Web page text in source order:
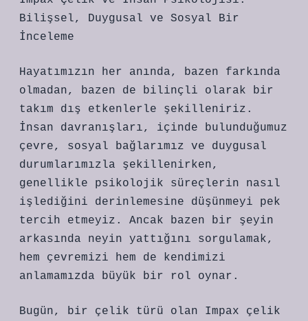
Bilişsel, Duygusal ve Sosyal Bir
İnceleme
Hayatımızın her anında, bazen farkında
olmadan, bazen de bilinçli olarak bir
takım dış etkenlerle şekilleniriz.
İnsan davranışları, içinde bulunduğumuz
çevre, sosyal bağlarımız ve duygusal
durumlarımızla şekillenirken,
genellikle psikolojik süreçlerin nasıl
işlediğini derinlemesine düşünmeyi pek
tercih etmeyiz. Ancak bazen bir şeyin
arkasında neyin yattığını sorgulamak,
hem çevremizi hem de kendimizi
anlamamızda büyük bir rol oynar.
Bugün, bir çelik türü olan Impax çelik